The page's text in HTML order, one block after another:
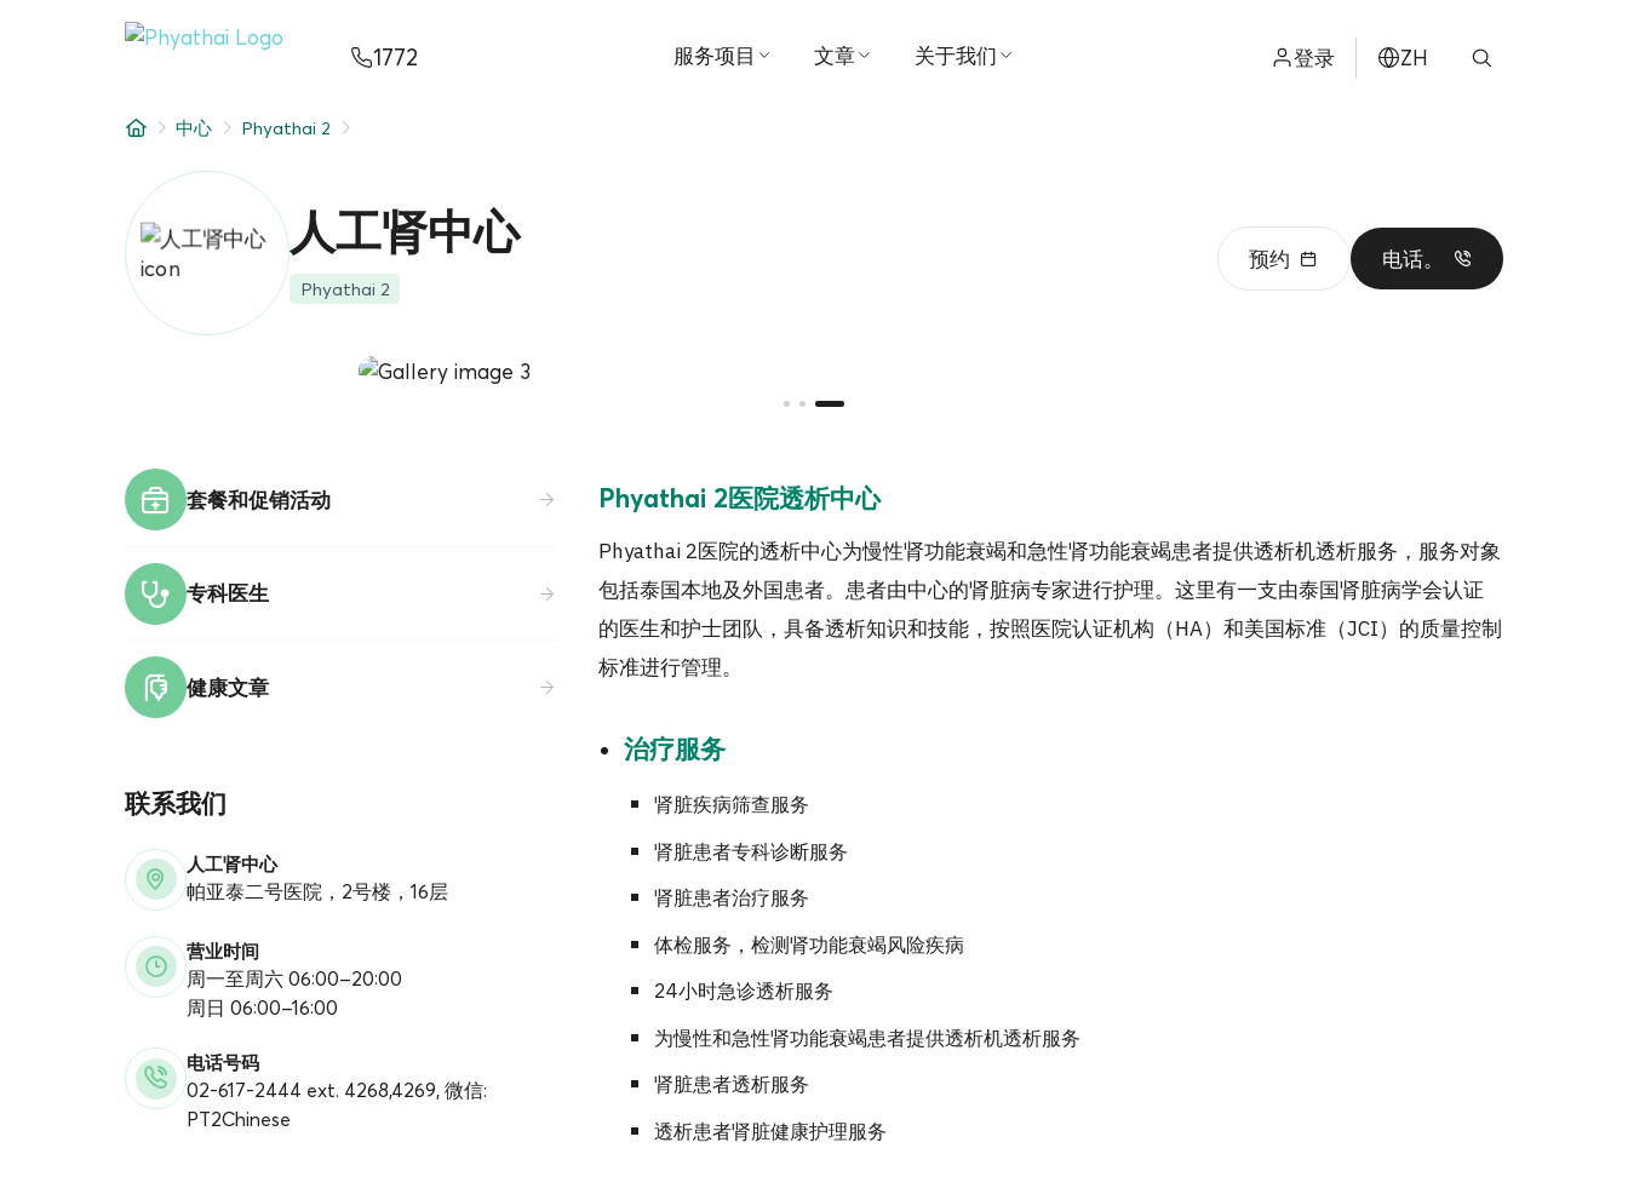
1772 服务项目 文章 关于我们 登录 ZH
日本
ไทย
关于我们
医院分院
中心 Phyathai 2
人工肾中心
Phyathai 2
预约 电话。
套餐和促销活动
专科医生
健康文章
联系我们
人工肾中心
帕亚泰二号医院，2号楼，16层
营业时间
周一至周六 06:00–20:00
周日 06:00–16:00
电话号码
02-617-2444 ext. 4268,4269, 微信:
PT2Chinese
Phyathai 2医院透析中心
Phyathai 2医院的透析中心为慢性肾功能衰竭和急性肾功能衰竭患者提供透析机透析服务，服务对象
包括泰国本地及外国患者。患者由中心的肾脏病专家进行护理。这里有一支由泰国肾脏病学会认证
的医生和护士团队，具备透析知识和技能，按照医院认证机构（HA）和美国标准（JCI）的质量控制
标准进行管理。
治疗服务
肾脏疾病筛查服务
肾脏患者专科诊断服务
肾脏患者治疗服务
体检服务，检测肾功能衰竭风险疾病
24小时急诊透析服务
为慢性和急性肾功能衰竭患者提供透析机透析服务
肾脏患者透析服务
透析患者肾脏健康护理服务